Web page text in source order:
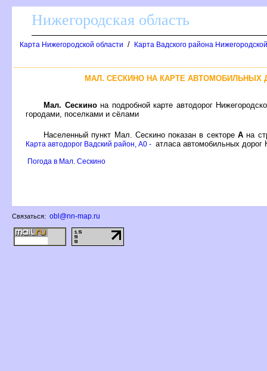
Нижегородская область
Карта Нижегородской области / Карта Вадского района
МАЛ. СЕСКИНО НА КАРТЕ АВТОМОБИЛЬНЫХ
Мал. Сескинона подробной карте автодорог
ородами, поселками и сёлами
Населенный пункт Мал. Сескино показан в секторе А на
Карта автодорог Вадский район, A0 - атласа автомобильных дорог
Погода в Мал. Сескино
Связаться: obl@nn-map.ru